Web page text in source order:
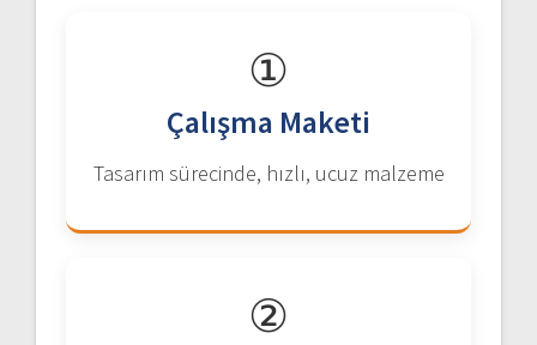
①
Çalışma Maketi
Tasarım sürecinde, hızlı, ucuz malzeme
②